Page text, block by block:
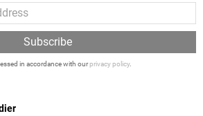
Subscribe
in accordance with ourprivacy policy.